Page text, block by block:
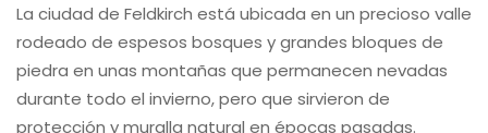
La ciudad de Feldkirch está ubicada en un precioso valle
rodeado de espesos bosques y grandes bloques de
piedra en unas montañas que permanecen nevadas
durante todo el invierno, pero que sirvieron de
protección y muralla natural en épocas pasadas.